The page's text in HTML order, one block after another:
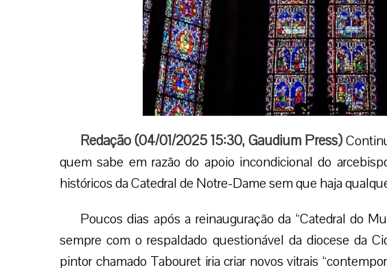
Redação (04/01/2025 15:30,Gaudium Press)
quem sabe em razão do apoio incondicional do
históricos da Catedral de Notre-Dame sem que haja
Poucos dias após a reinauguração da “Catedral do
sempre com o respaldado questionável da diocese da
pintor chamado Tabouret iria criar novos vitrais